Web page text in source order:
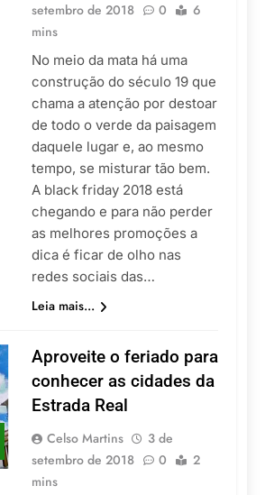
setembro de 2018
0
6
mins
No meio da mata há uma
construção do século 19 que
chama a atenção por destoar
de todo o verde da paisagem
daquele lugar e, ao mesmo
tempo, se misturar tão bem.
A black friday 2018 está
chegando e para não perder
as melhores promoções a
dica é ficar de olho nas
redes sociais das…
Leia mais...
Aproveite o feriado para
conhecer as cidades da
Estrada Real
Celso Martins
3 de
setembro de 2018
0
2
mins